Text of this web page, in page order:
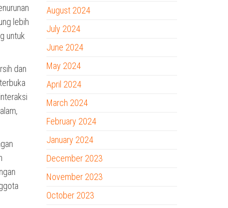
lebih
untuk
dan
August 2024
July 2024
June 2024
May 2024
April 2024
March 2024
February 2024
January 2024
December 2023
November 2023
October 2023